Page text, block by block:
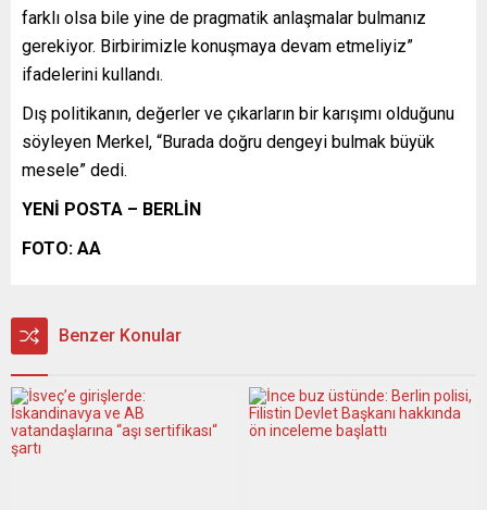
farklı olsa bile yine de pragmatik anlaşmalar bulmanız
gerekiyor. Birbirimizle konuşmaya devam etmeliyiz”
ifadelerini kullandı.
Dış politikanın, değerler ve çıkarların bir karışımı olduğunu
söyleyen Merkel, “Burada doğru dengeyi bulmak büyük
mesele” dedi.
YENİ POSTA – BERLİN
FOTO: AA
Benzer Konular